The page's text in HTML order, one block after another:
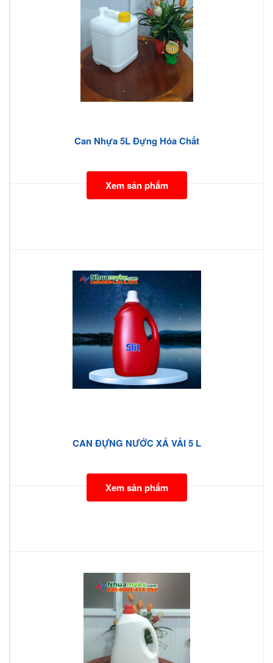
Can Nhựa 5L Đựng Hóa Chất
Xem sản phẩm
CAN ĐỰNG NƯỚC XẢ VẢI 5 L
Xem sản phẩm